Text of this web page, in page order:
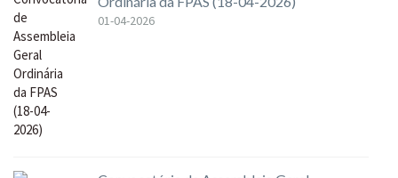
01-04-2026